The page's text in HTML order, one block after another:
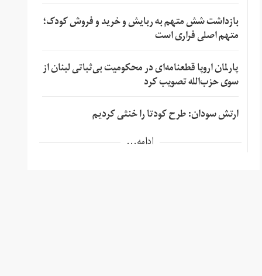
بازداشت شش متهم به ربایش و خرید و فروش کودک؛
متهم اصلی فراری است
پارلمان اروپا قطعنامه‌ای در محکومیت بی‌ثباتی لبنان از
سوی حزب‌الله تصویب کرد
ارتش سودان: طرح کودتا را خنثی کردیم
ادامه...